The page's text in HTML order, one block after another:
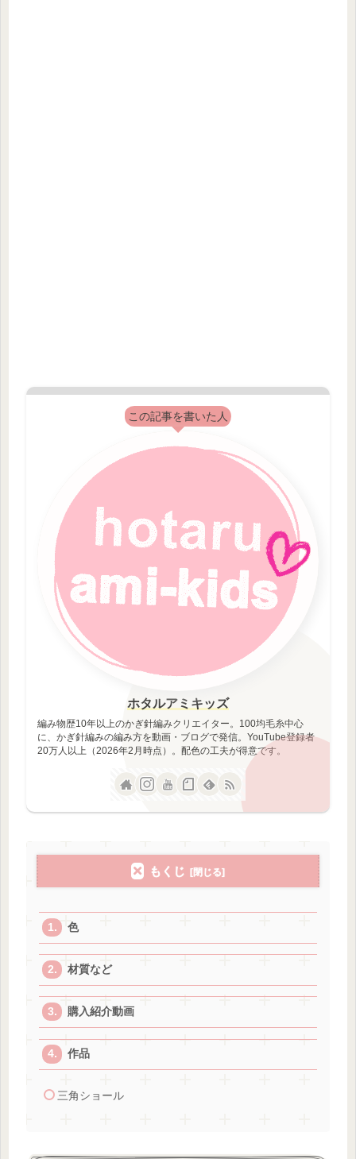
この記事を書いた人
ホタルアミキッズ
編み物歴10年以上のかぎ針編みクリエイター。100均毛糸中心
に、かぎ針編みの編み方を動画・ブログで発信。YouTube登録者
20万人以上（2026年2月時点）。配色の工夫が得意です。
もくじ
色
材質など
購入紹介動画
作品
三角ショール